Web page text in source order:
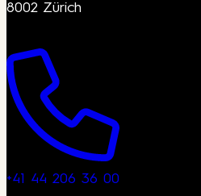
8002 Zürich
+41 44 206 36 00